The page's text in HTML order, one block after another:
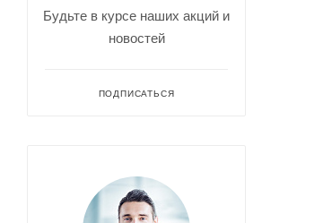
Будьте в курсе наших акций и
новостей
ПОДПИСАТЬСЯ